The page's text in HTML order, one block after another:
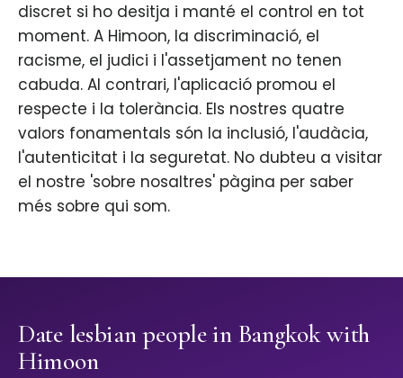
discret si ho desitja i manté el control en tot
moment. A Himoon, la discriminació, el
racisme, el judici i l'assetjament no tenen
cabuda. Al contrari, l'aplicació promou el
respecte i la tolerància. Els nostres quatre
valors fonamentals són la inclusió, l'audàcia,
l'autenticitat i la seguretat. No dubteu a visitar
el nostre 'sobre nosaltres' pàgina per saber
més sobre qui som.
Date lesbian people in Bangkok with
Himoon